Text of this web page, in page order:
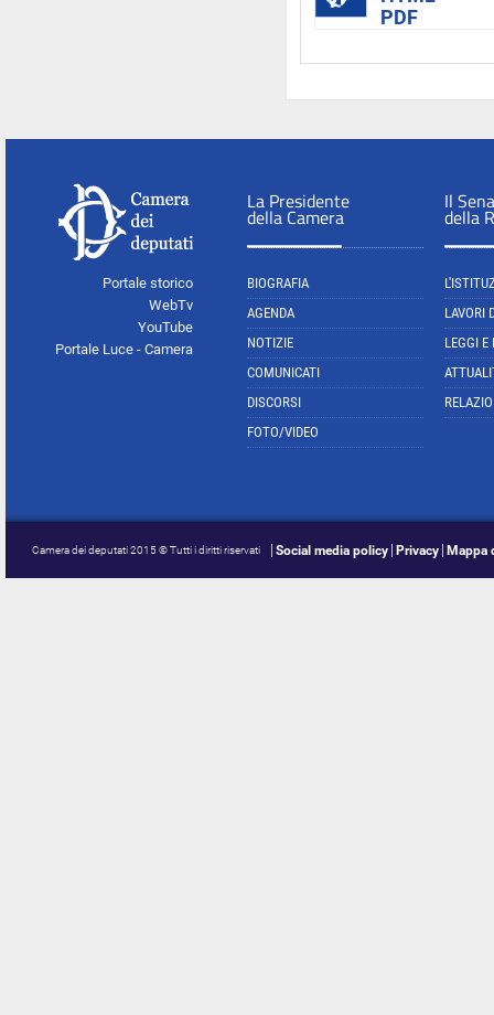
PDF
Portale storico
WebTv
YouTube
Portale Luce - Camera
La Presidente
della Camera
BIOGRAFIA
AGENDA
NOTIZIE
COMUNICATI
DISCORSI
FOTO/VIDEO
Il
della
LAVORI
LEGGI E
Camera dei deputati 2015 © Tutti i diritti riservati Social media policy Privacy Mappa